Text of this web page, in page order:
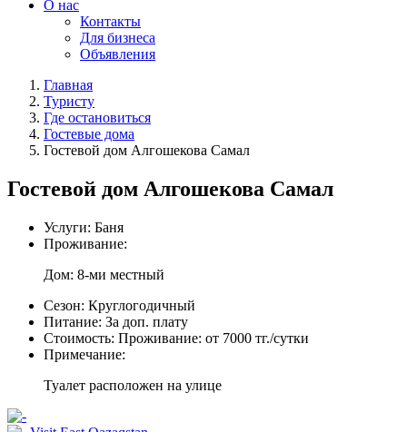
О нас
Контакты
Для бизнеса
Объявления
Главная
Туристу
Где остановиться
Гостевые дома
Гостевой дом Алгошекова Самал
Гостевой дом Алгошекова Самал
Услуги: Баня
Проживание:
Дом: 8-ми местный
Сезон: Круглогодичный
Питание: За доп. плату
Стоимость: Проживание: от 7000 тг./сутки
Примечание:
Туалет расположен на улице